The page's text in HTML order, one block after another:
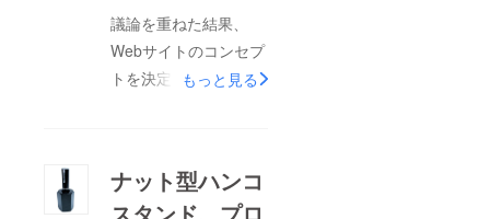
回、ステンレスの板厚
を薄くし、さらに形状
を変更することで重量
を抑えることとしまし
ら、0.5mmに変更しま
す。これに伴いコスト
議論を重ねた結果、
Webサイトのコンセプ
トを決定しました。
うことで会員を募るこ
もっと見る
ナット型ハンコ